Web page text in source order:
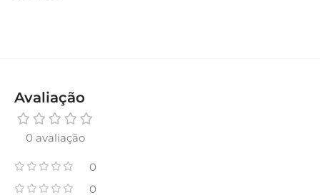
Avaliação
0 avaliação
0
0